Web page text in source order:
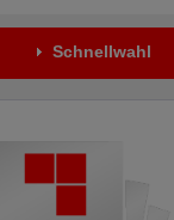
Schnellwahl